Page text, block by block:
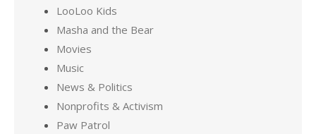
LooLoo Kids
Masha and the Bear
Movies
Music
News & Politics
Nonprofits & Activism
Paw Patrol